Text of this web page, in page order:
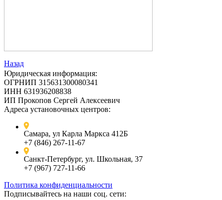
Назад
Юридическая информация:
ОГРНИП 315631300080341
ИНН 631936208838
ИП Прокопов Сергей Алексеевич
Адреса установочных центров:
Самара, ул Карла Маркса 412Б
+7 (846) 267-11-67
Санкт-Петербург, ул. Школьная, 37
+7 (967) 727-11-66
Политика конфиденциальности
Подписывайтесь на наши соц. сети: